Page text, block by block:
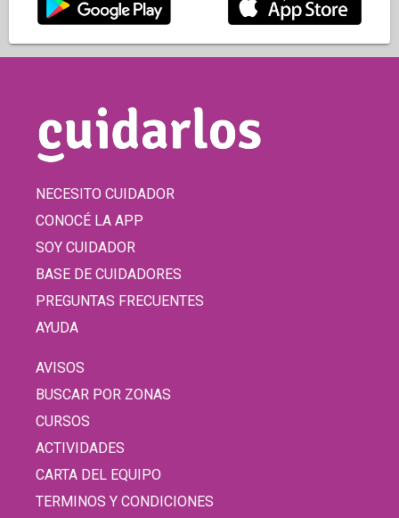
NECESITO CUIDADOR
CONOCÉ LA APP
SOY CUIDADOR
BASE DE CUIDADORES
PREGUNTAS FRECUENTES
AYUDA
AVISOS
BUSCAR POR ZONAS
CURSOS
ACTIVIDADES
CARTA DEL EQUIPO
TERMINOS Y CONDICIONES